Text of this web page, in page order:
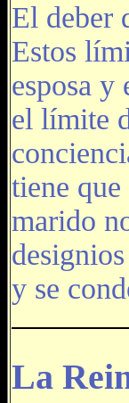
El deber
Estos
esposa y
el límite
tiene
marido
y se
La